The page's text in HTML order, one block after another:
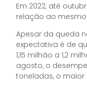
Em 2022, até
relação ao mesmo
Apesar da queda
expectativa é de
1,15 milhão a 1,2
agosto, o
toneladas, o